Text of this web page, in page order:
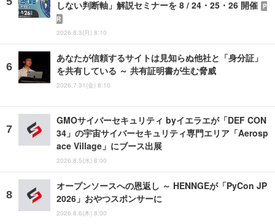
しない判断軸」解説セミナーを 8 / 24・25・26 開催 P
R
2026.8.3(月) 8:10
あなたが信頼するサイトは見知らぬ他社と「身分証」
を共有している ～ 共有証明書が生む脅威
2026.7.31(金) 8:10
GMOサイバーセキュリティ byイエラエが「DEF CON
34」の宇宙サイバーセキュリティ専門エリア「Aerosp
ace Village」にブース出展
2026.8.5(水) 8:00
オープンソースへの恩返し ～ HENNGEが「PyCon JP
2026」おやつスポンサーに
2026.8.6(木) 8:00